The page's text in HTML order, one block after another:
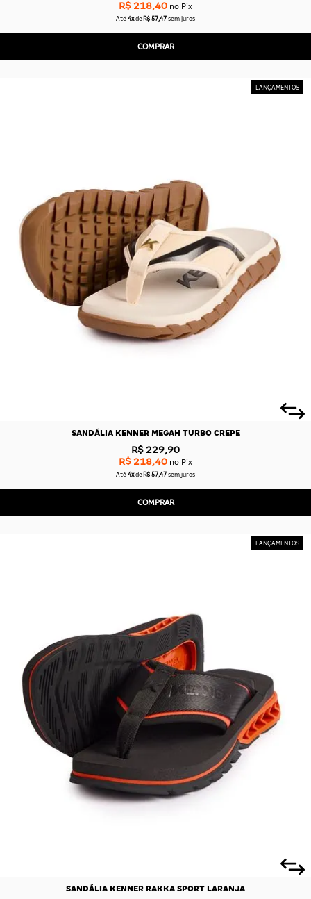
R$ 218,40 no Pix
Até 4x de R$ 57,47 sem juros
COMPRAR
SANDÁLIA KENNER MEGAH TURBO CREPE
R$ 229,90
R$ 218,40 no Pix
Até 4x de R$ 57,47 sem juros
COMPRAR
SANDÁLIA KENNER RAKKA SPORT LARANJA